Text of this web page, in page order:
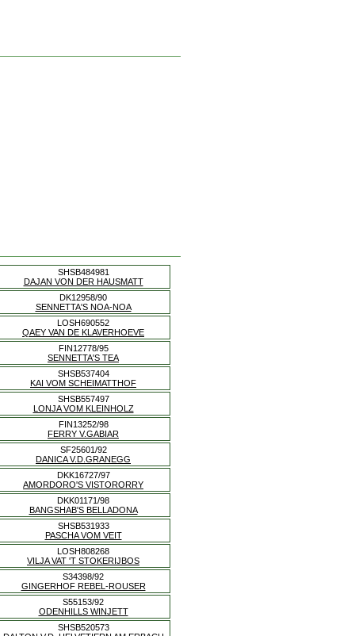
SHSB484981
DAJAN VON DER HAUSMATT
DK12958/90
SENNETTA'S NOA-NOA
LOSH690552
QAEY VAN DE KLAVERHOEVE
FIN12778/95
SENNETTA'S TEA
SHSB537404
KAI VOM SCHEIMATTHOF
SHSB557497
LONJA VOM KLEINHOLZ
FIN13252/98
FERRY V.GABIAR
SF25601/92
DANICA V.D.GRANEGG
DKK16727/97
AMORDORO'S VISTORORRY
DKK01171/98
BANGSHAB'S BELLADONA
SHSB531933
PASCHA VOM VEIT
LOSH808268
VILJA VAT 'T STOKERIJBOS
S34398/92
GINGERHOF REBEL-ROUSER
S55153/92
ODENHILLS WINJETT
SHSB520573